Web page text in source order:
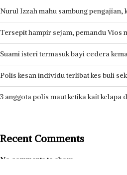
Nurul Izzah mahu sambung pengajian,
Tersepit hampir sejam, pemandu Vios
Suami isteri termasuk bayi cedera
Polis kesan individu terlibat kes buli
3 anggota polis maut ketika kait kelapa
Recent Comments
No comments to show.